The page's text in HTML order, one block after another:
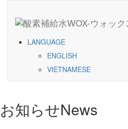
LANGUAGE
ENGLISH
VIETNAMESE
お知らせNews